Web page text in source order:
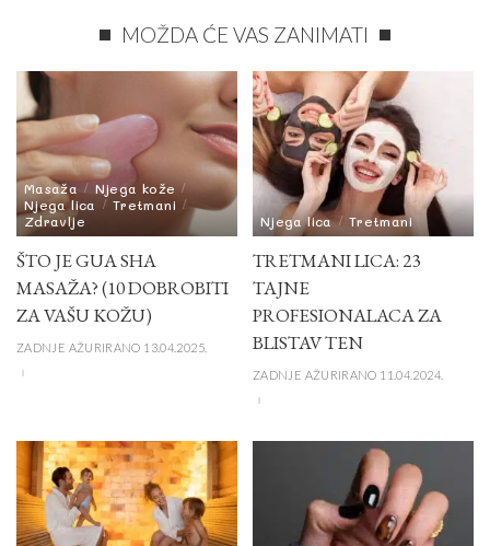
MOŽDA ĆE VAS ZANIMATI
Masaža
Njega kože
Njega lica
Tretmani
Zdravlje
ŠTO JE GUA SHA
MASAŽA? (10 DOBROBITI
ZA VAŠU KOŽU)
ZADNJE AŽURIRANO 13.04.2025.
Njega lica Tretmani
TRETMANI LICA: 23
TAJNE
PROFESIONALACA ZA
BLISTAV TEN
ZADNJE AŽURIRANO 11.04.2024.